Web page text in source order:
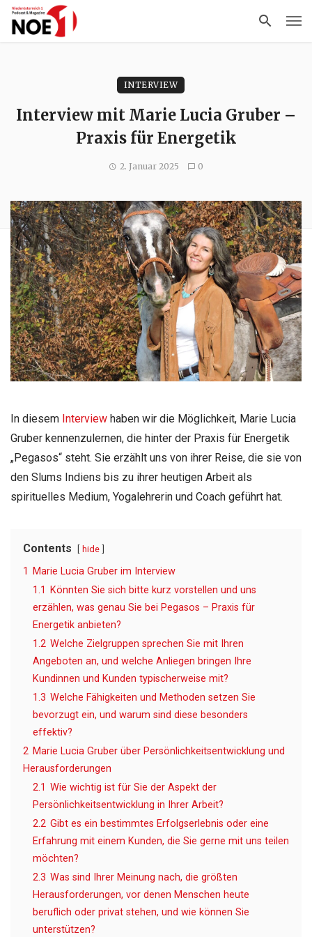
INTERVIEW
Interview mit Marie Lucia Gruber –
Praxis für Energetik
2. Januar 2025 0
In diesem Interview haben wir die Möglichkeit, Marie Lucia
Gruber kennenzulernen, die hinter der Praxis für Energetik
„Pegasos“ steht. Sie erzählt uns von ihrer Reise, die sie von
den Slums Indiens bis zu ihrer heutigen Arbeit als
spirituelles Medium, Yogalehrerin und Coach geführt hat.
Contents hide
1
Marie Lucia Gruber im Interview
1.1
Könnten Sie sich bitte kurz vorstellen und uns
erzählen, was genau Sie bei Pegasos – Praxis für
Energetik anbieten?
1.2 Welche Zielgruppen sprechen Sie mit Ihren
Angeboten an, und welche Anliegen bringen Ihre
Kundinnen und Kunden typischerweise mit?
1.3 Welche Fähigkeiten und Methoden setzen Sie
bevorzugt ein, und warum sind diese besonders
effektiv?
2 Marie Lucia Gruber über Persönlichkeitsentwicklung und
Herausforderungen
2.1 Wie wichtig ist für Sie der Aspekt der
Persönlichkeitsentwicklung in Ihrer Arbeit?
2.2 Gibt es ein bestimmtes Erfolgserlebnis oder eine
Erfahrung mit einem Kunden, die Sie gerne mit uns teilen
möchten?
2.3 Was sind Ihrer Meinung nach, die größten
Herausforderungen, vor denen Menschen heute
beruflich oder privat stehen, und wie können Sie
unterstützen?